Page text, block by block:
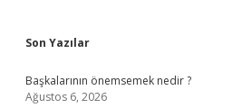
Sidebar
Son Yazılar
Başkalarının önemsemek nedir ?
Ağustos 6, 2026